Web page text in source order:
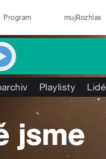
Program mujRozhlas
Playlisty Lidé